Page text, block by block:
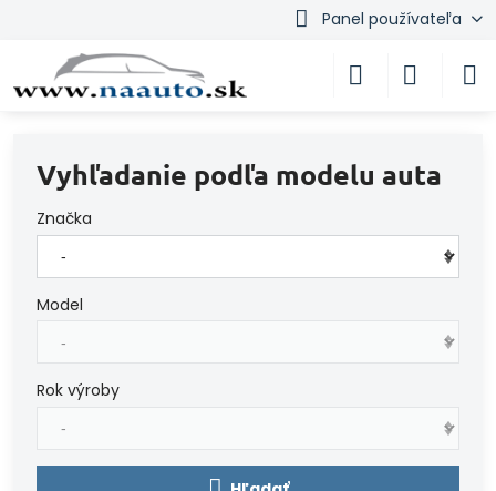
Panel používateľa
Vyhľadanie podľa modelu auta
Značka
Model
Rok výroby